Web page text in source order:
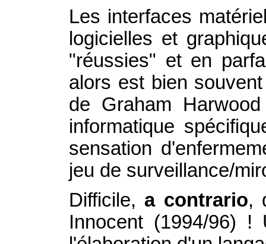
Les interfaces
logicielles et
"réussies" et en
alors est bien
de Graham
informatique
sensation
jeu de surveillance/
Difficile, a contrario,
Innocent (1994/96)